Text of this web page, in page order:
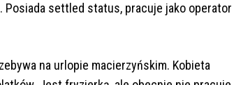
Posiada settled status, pracuje jako operator
na urlopie macierzyńskim. Kobieta